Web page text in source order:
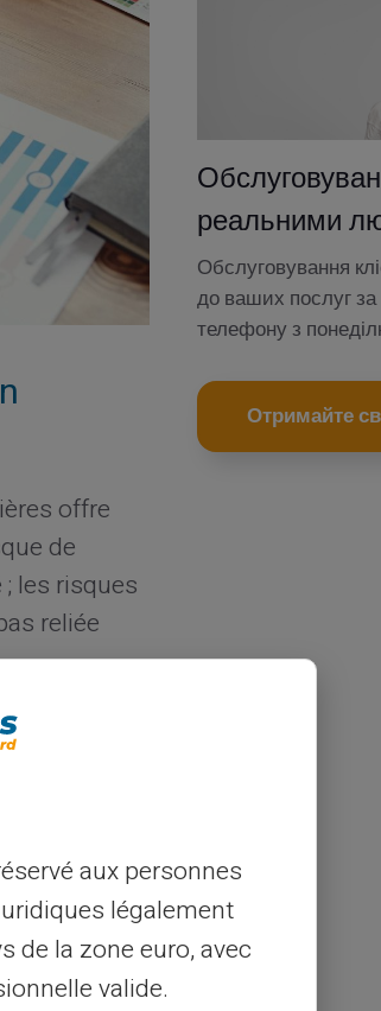
offre
de
les risques
reliée
ainsi que
et
реальними
Обслуговування
до ваших послуг
телефону з
Отримайте
aux personnes
légalement
de la zone euro, avec
valide.